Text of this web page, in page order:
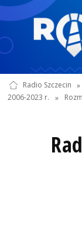
Radio Szczecin »
2006-2023 r.
»